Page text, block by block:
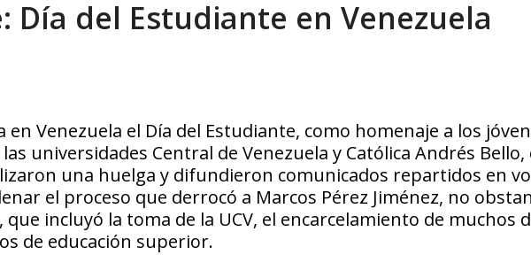
Día del Estudiante en Venezuela
en Venezuela el Día del Estudiante, como homenaje a los
universidades Central de Venezuela y Católica Andrés Bello,
una huelga y difundieron comunicados repartidos en
el proceso que derrocó a Marcos Pérez Jiménez, no
incluyó la toma de la UCV, el encarcelamiento de muchos
de educación superior.